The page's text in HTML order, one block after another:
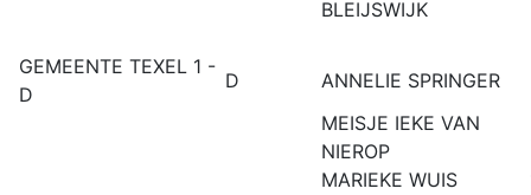
BLEIJSWIJK
GEMEENTE TEXEL 1 -
D
D ANNELIE SPRINGER
MEISJE IEKE VAN
NIEROP
MARIEKE WUIS